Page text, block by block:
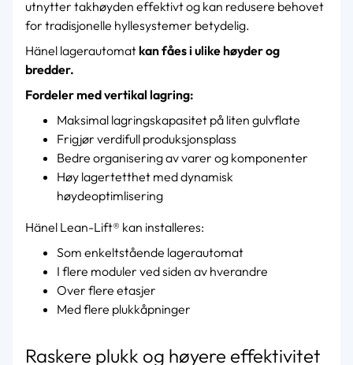
utnytter takhøyden effektivt og kan redusere behovet
for tradisjonelle hyllesystemer betydelig.
Hänel lagerautomat kan fåes i ulike høyder og
bredder.
Fordeler med vertikal lagring:
Maksimal lagringskapasitet på liten gulvflate
Frigjør verdifull produksjonsplass
Bedre organisering av varer og komponenter
Høy lagertetthet med dynamisk
høydeoptimlisering
Hänel Lean-Lift® kan installeres:
Som enkeltstående lagerautomat
I flere moduler ved siden av hverandre
Over flere etasjer
Med flere plukkåpninger
Raskere plukk og høyere effektivitet